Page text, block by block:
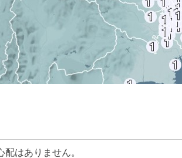
はありません。